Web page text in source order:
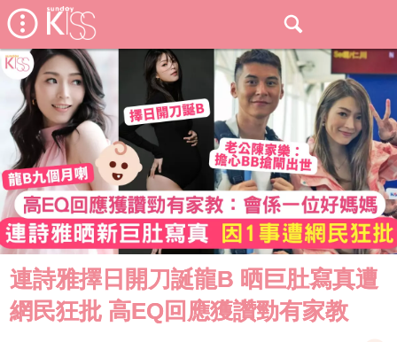
連詩雅擇日開刀誕龍B 晒巨肚寫真遭
網民狂批 高EQ回應獲讚勁有家教